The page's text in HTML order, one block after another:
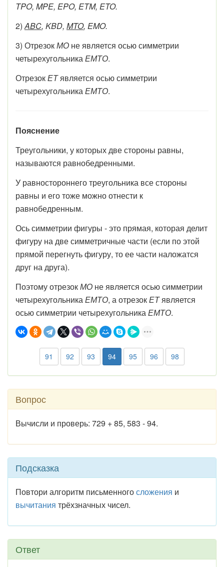
TPO, MPE, EPO, ETM, ETO.
2)ABC, KBD, MTO, EMO.
3) ОтрезокМО не является осью симметрии
четырехугольникаЕМТО.
ОтрезокЕТявляется осью симметрии
четырехугольникаЕМТО.
Пояснение
Треугольники, у которых две стороны равны,
называются равнобедренными.
У равностороннего треугольника все стороны
равны и его тоже можно отнести к
равнобедренным.
Ось симметрии фигуры - это прямая, которая делит
фигуру на две симметричные части (если по этой
прямой перегнуть фигуру, то ее части наложатся
друг на друга).
Поэтому отрезокМО не является осью симметрии
четырехугольникаЕМТО, а отрезокЕТявляется
осью симметрии четырехугольникаЕМТО.
91 92 93 94 95 96 98
Вопрос
Вычисли и проверь: 729 + 85, 583 - 94.
Подсказка
Повтори алгоритм письменногосложения и
вычитания трёхзначных чисел.
Ответ